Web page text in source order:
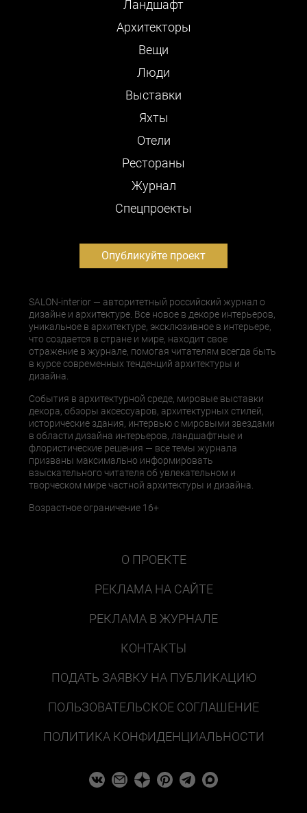
Ландшафт
Архитекторы
Вещи
Люди
Выставки
Яхты
Отели
Рестораны
Журнал
Cпецпроекты
Опубликуйте проект
SALON-interior — авторитетный российский журнал о
дизайне и архитектуре. Все новое в декоре интерьеров,
уникальное в архитектуре, эксклюзивное в интерьере,
что создается в стране и мире, находит свое
отражение в журнале, помогая читателям всегда быть
в курсе современных тенденций архитектуры и
дизайна.
События в архитектурной среде, мировые выставки
декора, обзоры аксессуаров, архитектурных стилей,
исторические здания, интервью с мировыми звездами
в области дизайна интерьеров, ландшафтные и
флористические решения — все темы журнала
призваны максимально информировать
взыскательного читателя об увлекательном и
творческом мире частной архитектуры и дизайна.
Возрастное ограничение 16+
О ПРОЕКТЕ
РЕКЛАМА НА САЙТЕ
РЕКЛАМА В ЖУРНАЛЕ
КОНТАКТЫ
ПОДАТЬ ЗАЯВКУ НА ПУБЛИКАЦИЮ
ПОЛЬЗОВАТЕЛЬСКОЕ СОГЛАШЕНИЕ
ПОЛИТИКА КОНФИДЕНЦИАЛЬНОСТИ